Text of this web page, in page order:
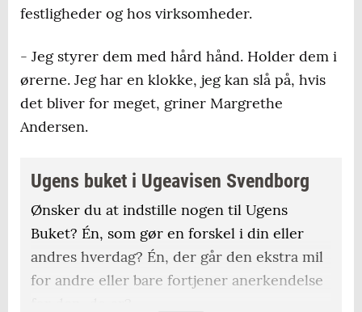
festligheder og hos virksomheder.
- Jeg styrer dem med hård hånd. Holder dem i
ørerne. Jeg har en klokke, jeg kan slå på, hvis
det bliver for meget, griner Margrethe
Andersen.
Ugens buket i Ugeavisen Svendborg
Ønsker du at indstille nogen til Ugens
Buket? Én, som gør en forskel i din eller
andres hverdag? Én, der går den ekstra mil
for andre eller bare fortjener anerkendelse